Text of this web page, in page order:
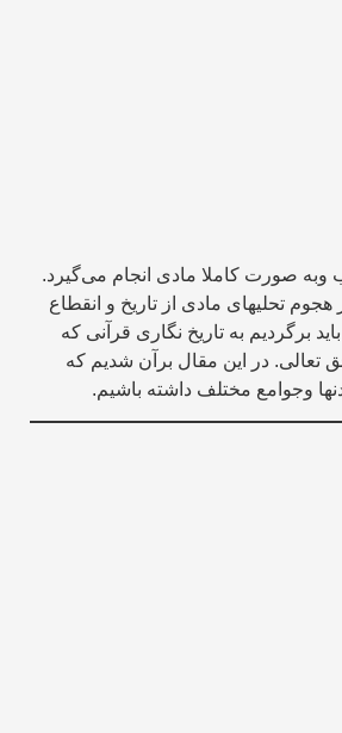
وبه صورت کاملا مادی انجام می‌گیرد.
تحلیهای مادی از تاریخ و انقطاع
برگردیم به تاریخ نگاری قرآنی که
تعالی. در این مقال برآن شدیم که
وجوامع مختلف داشته باشیم.